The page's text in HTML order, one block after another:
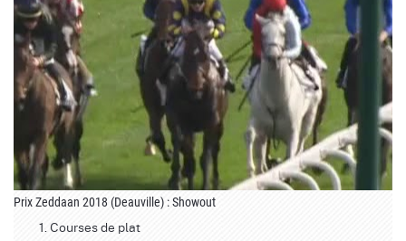
Prix Zeddaan 2018 (Deauville) : Showout
Courses de plat